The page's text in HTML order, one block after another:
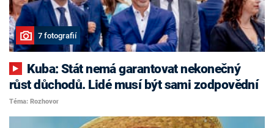
7 fotografií
růst důchodů. Lidé musí být sami zodpovědní
Téma: Rozhovor